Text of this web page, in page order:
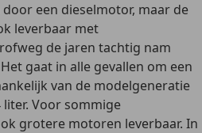
een dieselmotor, maar de
leverbaar met
de jaren tachtig nam
gaat in alle gevallen om een
van de modelgeneratie
Voor sommige
grotere motoren leverbaar. In